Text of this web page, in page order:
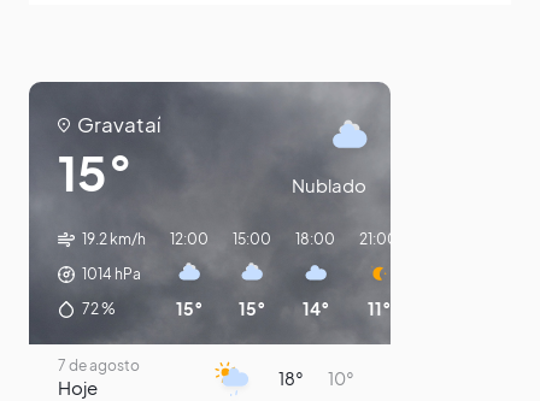
Gravataí
15° Nublado
19.2 km/h
1014 hPa
72%
12:00
15°
15:00
15°
18:00
14°
21:00
11°
7 de agosto
Hoje 18° 10°